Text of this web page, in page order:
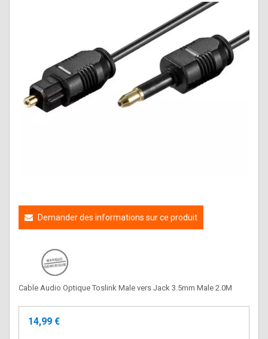
Demander des informations sur ce produit
Cable Audio Optique Toslink Male vers Jack 3.5mm Male 2.0M
14,99 €